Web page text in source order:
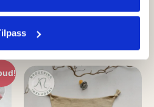
kr746,00
679,00